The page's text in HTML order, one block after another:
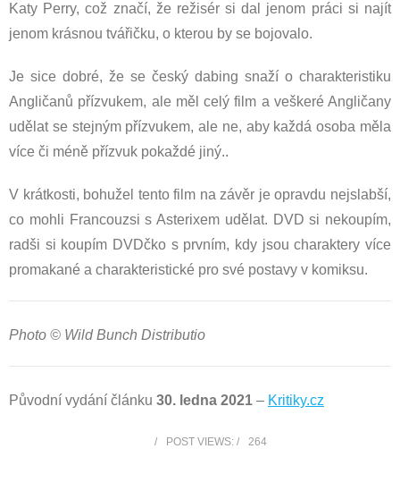
Katy Perry, což značí, že režisér si dal jenom práci si najít
jenom krásnou tvářičku, o kterou by se bojovalo.
Je sice dobré, že se český dabing snaží o charakteristiku
Angličanů přízvukem, ale měl celý film a veškeré Angličany
udělat se stejným přízvukem, ale ne, aby každá osoba měla
více či méně přízvuk pokaždé jiný..
V krátkosti, bohužel tento film na závěr je opravdu nejslabší,
co mohli Francouzsi s Asterixem udělat. DVD si nekoupím,
radši si koupím DVDčko s prvním, kdy jsou charaktery více
promakané a charakteristické pro své postavy v komiksu.
Photo © Wild Bunch Distributio
Původní vydání článku 30. ledna 2021 – Kritiky.cz
POST VIEWS: 264